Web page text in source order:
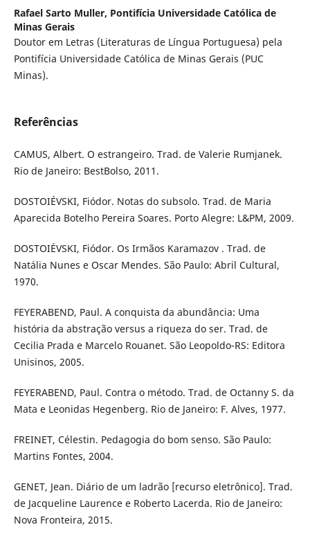
Rafael Sarto Muller, Pontifícia Universidade Católica de
Minas Gerais
Doutor em Letras (Literaturas de Língua Portuguesa) pela
Pontifícia Universidade Católica de Minas Gerais (PUC
Minas).
Referências
CAMUS, Albert. O estrangeiro. Trad. de Valerie Rumjanek.
Rio de Janeiro: BestBolso, 2011.
DOSTOIÉVSKI, Fiódor. Notas do subsolo. Trad. de Maria
Aparecida Botelho Pereira Soares. Porto Alegre: L&PM, 2009.
DOSTOIÉVSKI, Fiódor. Os Irmãos Karamazov . Trad. de
Natália Nunes e Oscar Mendes. São Paulo: Abril Cultural,
1970.
FEYERABEND, Paul. A conquista da abundância: Uma
história da abstração versus a riqueza do ser. Trad. de
Cecilia Prada e Marcelo Rouanet. São Leopoldo-RS: Editora
Unisinos, 2005.
FEYERABEND, Paul. Contra o método. Trad. de Octanny S. da
Mata e Leonidas Hegenberg. Rio de Janeiro: F. Alves, 1977.
FREINET, Célestin. Pedagogia do bom senso. São Paulo:
Martins Fontes, 2004.
GENET, Jean. Diário de um ladrão [recurso eletrônico]. Trad.
de Jacqueline Laurence e Roberto Lacerda. Rio de Janeiro:
Nova Fronteira, 2015.